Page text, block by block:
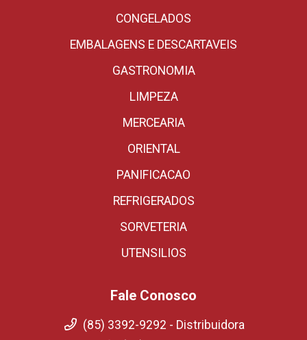
CONGELADOS
EMBALAGENS E DESCARTAVEIS
GASTRONOMIA
LIMPEZA
MERCEARIA
ORIENTAL
PANIFICACAO
REFRIGERADOS
SORVETERIA
UTENSILIOS
Fale Conosco
(85) 3392-9292 - Distribuidora